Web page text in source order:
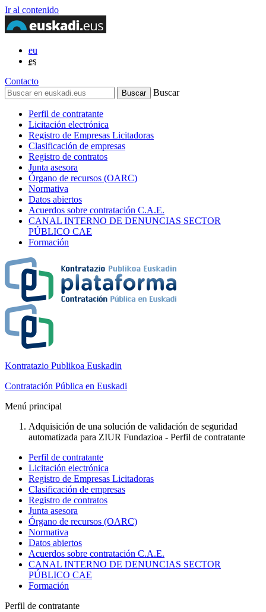
Ir al contenido
eu
es
Contacto
Buscar
Perfil de contratante
Licitación electrónica
Registro de Empresas Licitadoras
Clasificación de empresas
Registro de contratos
Junta asesora
Órgano de recursos (OARC)
Normativa
Datos abiertos
Acuerdos sobre contratación C.A.E.
CANAL INTERNO DE DENUNCIAS SECTOR
PÚBLICO CAE
Formación
Kontratazio Publikoa Euskadin
Contratación Pública en Euskadi
Menú principal
Adquisición de una solución de validación de seguridad
automatizada para ZIUR Fundazioa - Perfil de contratante
Perfil de contratante
Licitación electrónica
Registro de Empresas Licitadoras
Clasificación de empresas
Registro de contratos
Junta asesora
Órgano de recursos (OARC)
Normativa
Datos abiertos
Acuerdos sobre contratación C.A.E.
CANAL INTERNO DE DENUNCIAS SECTOR
PÚBLICO CAE
Formación
Perfil de contratante